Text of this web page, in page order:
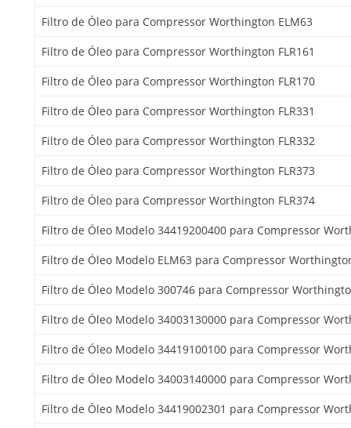
Filtro de Óleo para Compressor Worthington ELM63
Filtro de Óleo para Compressor Worthington FLR161
Filtro de Óleo para Compressor Worthington FLR170
Filtro de Óleo para Compressor Worthington FLR331
Filtro de Óleo para Compressor Worthington FLR332
Filtro de Óleo para Compressor Worthington FLR373
Filtro de Óleo para Compressor Worthington FLR374
Filtro de Óleo Modelo 34419200400 para Compressor
Filtro de Óleo Modelo ELM63 para Compressor
Filtro de Óleo Modelo 300746 para Compressor
Filtro de Óleo Modelo 34003130000 para Compressor
Filtro de Óleo Modelo 34419100100 para Compressor
Filtro de Óleo Modelo 34003140000 para Compressor
Filtro de Óleo Modelo 34419002301 para Compressor